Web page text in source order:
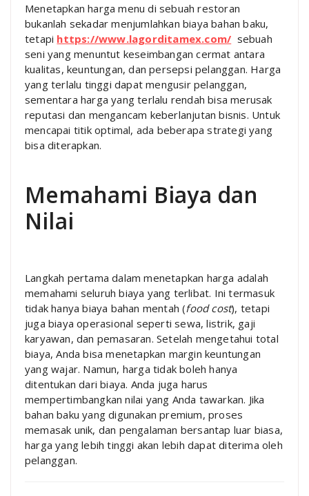
Menetapkan harga menu di sebuah restoran
bukanlah sekadar menjumlahkan biaya bahan baku,
tetapi https://www.lagorditamex.com/ sebuah
seni yang menuntut keseimbangan cermat antara
kualitas, keuntungan, dan persepsi pelanggan. Harga
yang terlalu tinggi dapat mengusir pelanggan,
sementara harga yang terlalu rendah bisa merusak
reputasi dan mengancam keberlanjutan bisnis. Untuk
mencapai titik optimal, ada beberapa strategi yang
bisa diterapkan.
Memahami Biaya dan
Nilai
Langkah pertama dalam menetapkan harga adalah
memahami seluruh biaya yang terlibat. Ini termasuk
tidak hanya biaya bahan mentah (food cost), tetapi
juga biaya operasional seperti sewa, listrik, gaji
karyawan, dan pemasaran. Setelah mengetahui total
biaya, Anda bisa menetapkan margin keuntungan
yang wajar. Namun, harga tidak boleh hanya
ditentukan dari biaya. Anda juga harus
mempertimbangkan nilai yang Anda tawarkan. Jika
bahan baku yang digunakan premium, proses
memasak unik, dan pengalaman bersantap luar biasa,
harga yang lebih tinggi akan lebih dapat diterima oleh
pelanggan.